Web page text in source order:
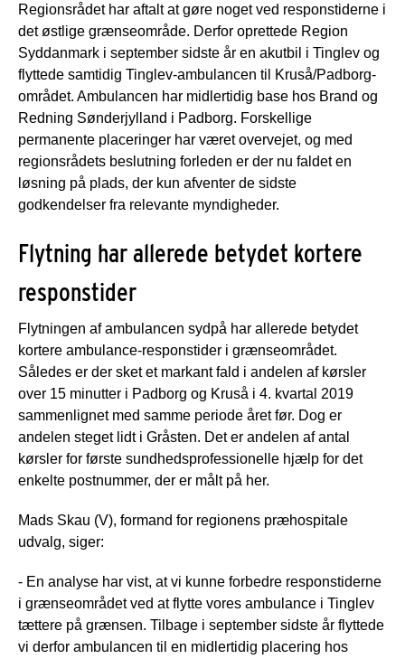
Regionsrådet har aftalt at gøre noget ved responstiderne i
det østlige grænseområde. Derfor oprettede Region
Syddanmark i september sidste år en akutbil i Tinglev og
flyttede samtidig Tinglev-ambulancen til Kruså/Padborg-
området. Ambulancen har midlertidig base hos Brand og
Redning Sønderjylland i Padborg. Forskellige
permanente placeringer har været overvejet, og med
regionsrådets beslutning forleden er der nu faldet en
løsning på plads, der kun afventer de sidste
godkendelser fra relevante myndigheder.
Flytning har allerede betydet kortere
responstider
Flytningen af ambulancen sydpå har allerede betydet
kortere ambulance-responstider i grænseområdet.
Således er der sket et markant fald i andelen af kørsler
over 15 minutter i Padborg og Kruså i 4. kvartal 2019
sammenlignet med samme periode året før. Dog er
andelen steget lidt i Gråsten. Det er andelen af antal
kørsler for første sundhedsprofessionelle hjælp for det
enkelte postnummer, der er målt på her.
Mads Skau (V), formand for regionens præhospitale
udvalg, siger:
- En analyse har vist, at vi kunne forbedre responstiderne
i grænseområdet ved at flytte vores ambulance i Tinglev
tættere på grænsen. Tilbage i september sidste år flyttede
vi derfor ambulancen til en midlertidig placering hos